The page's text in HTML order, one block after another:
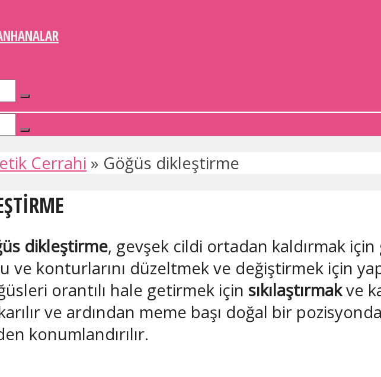
Cerrahi » Göğüs dikleştirme
dikleştirme, gevşek cildi ortadan kaldırmak
konturlarını düzeltmek ve değiştirmek için
orantılı hale getirmek için sıkılaştırmakve
ve ardından meme başı doğal bir
konumlandırılır.